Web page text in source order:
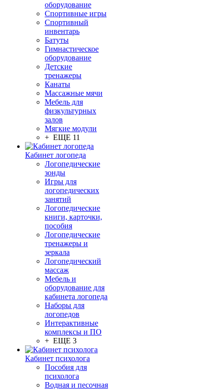
оборудование
Спортивные игры
Спортивный
инвентарь
Батуты
Гимнастическое
оборудование
Детские
тренажеры
Канаты
Массажные мячи
Мебель для
физкультурных
залов
Мягкие модули
+ ЕЩЕ 11
Кабинет логопеда
Логопедические
зонды
Игры для
логопедических
занятий
Логопедические
книги, карточки,
пособия
Логопедические
тренажеры и
зеркала
Логопедический
массаж
Мебель и
оборудование для
кабинета логопеда
Наборы для
логопедов
Интерактивные
комплексы и ПО
+ ЕЩЕ 3
Кабинет психолога
Пособия для
психолога
Водная и песочная